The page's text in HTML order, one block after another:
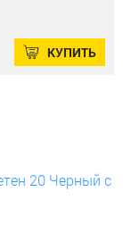
КУПИТЬ